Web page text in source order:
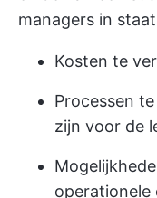
managers in
Kosten te
Processen
zijn voor de
operationele